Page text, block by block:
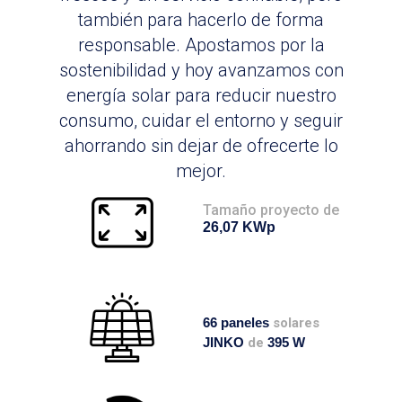
también para hacerlo de forma
responsable. Apostamos por la
sostenibilidad y hoy avanzamos con
energía solar para reducir nuestro
consumo, cuidar el entorno y seguir
ahorrando sin dejar de ofrecerte lo
mejor.
Tamaño proyecto de
26,07 KWp
66 paneles solares
JINKO de 395 W